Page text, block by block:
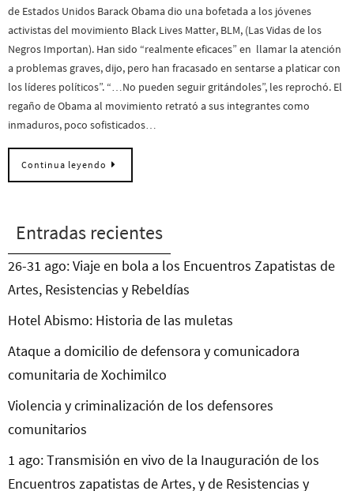
de Estados Unidos Barack Obama dio una bofetada a los jóvenes
activistas del movimiento Black Lives Matter, BLM, (Las Vidas de los
Negros Importan). Han sido “realmente eficaces” en llamar la atención
a problemas graves, dijo, pero han fracasado en sentarse a platicar con
los líderes políticos”. “…No pueden seguir gritándoles”, les reprochó. El
regaño de Obama al movimiento retrató a sus integrantes como
inmaduros, poco sofisticados…
Continua leyendo
Entradas recientes
26-31 ago: Viaje en bola a los Encuentros Zapatistas de
Artes, Resistencias y Rebeldías
Hotel Abismo: Historia de las muletas
Ataque a domicilio de defensora y comunicadora
comunitaria de Xochimilco
Violencia y criminalización de los defensores
comunitarios
1 ago: Transmisión en vivo de la Inauguración de los
Encuentros zapatistas de Artes, y de Resistencias y